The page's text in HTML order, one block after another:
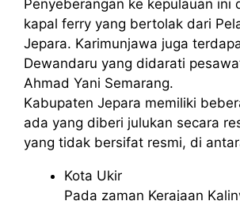
Penyeberangan ke kepulauan ini
kapal ferry yang bertolak dari
Jepara. Karimunjawa juga
Dewandaru yang didarati
Ahmad Yani Semarang.
Kabupaten Jepara memiliki
ada yang diberi julukan secara
yang tidak bersifat resmi, di
Kota Ukir
Pada zaman Kerajaan